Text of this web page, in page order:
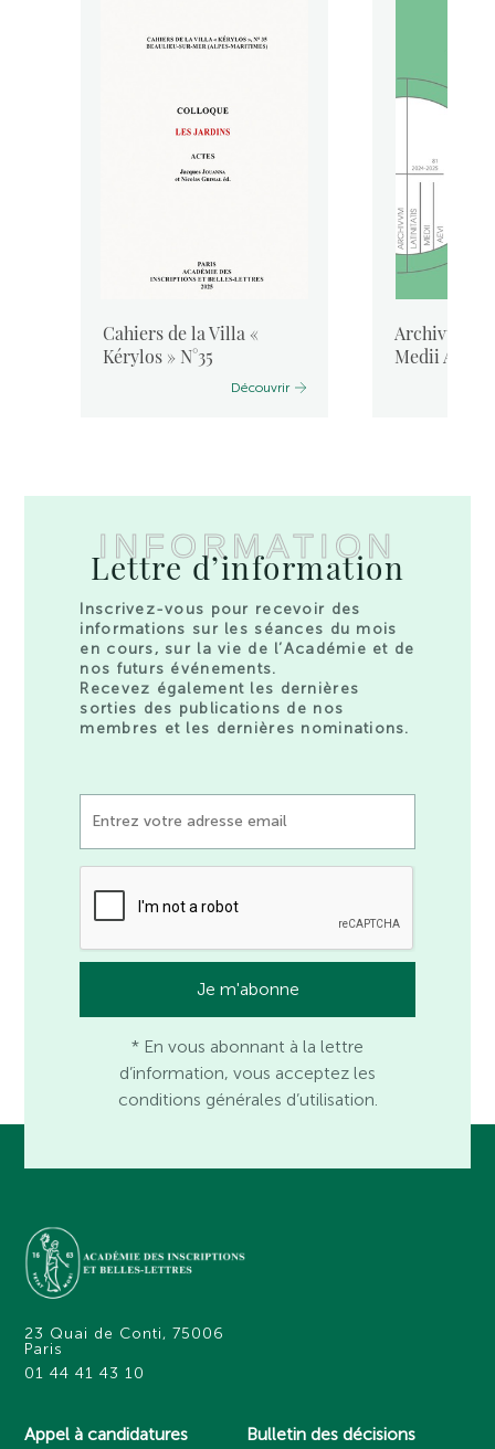
Cahiers de la Villa «
Kérylos » N°35
Découvrir
Archivum
Medii Aevi,
INFORMATION
Lettre d’information
Inscrivez-vous pour recevoir des
informations sur les séances du mois
en cours, sur la vie de l’Académie et de
nos futurs événements.
Recevez également les dernières
sorties des publications de nos
membres et les dernières nominations.
* En vous abonnant à la lettre
d’information, vous acceptez les
conditions générales d’utilisation.
23 Quai de Conti, 75006
Paris
01 44 41 43 10
Appel à candidatures Bulletin des décisions